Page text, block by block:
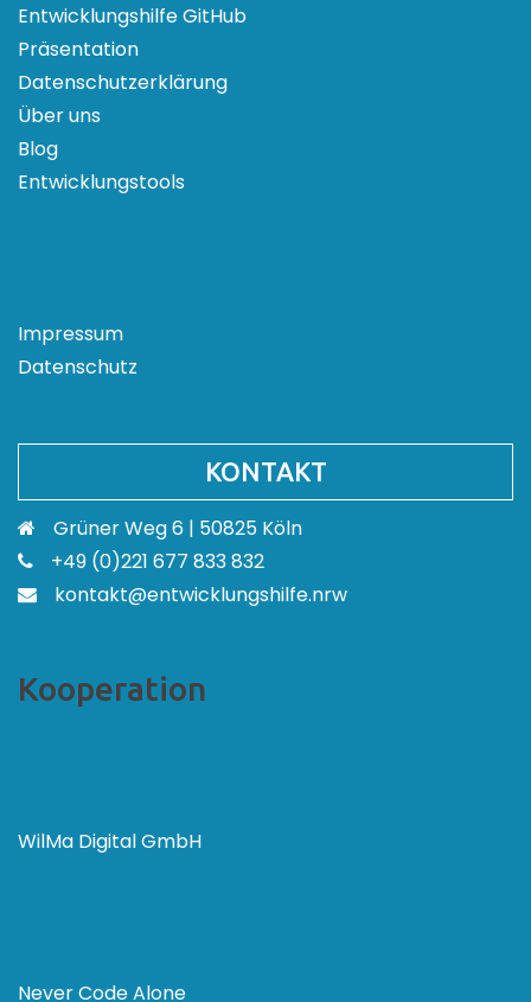
Entwicklungshilfe GitHub
Präsentation
Datenschutzerklärung
Über uns
Blog
Entwicklungstools
Impressum
Datenschutz
KONTAKT
Grüner Weg 6 | 50825 Köln
+49 (0)221 677 833 832
kontakt@entwicklungshilfe.nrw
Kooperation
WilMa Digital GmbH
Never Code Alone